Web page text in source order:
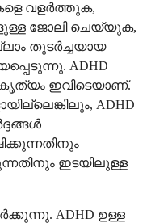
വളർത്തുക,
ജോലി ചെയ്യുക,
തുടർച്ചയായ
ADHD
കൃത്യം ഇവിടെയാണ്.
ADHD
ഇടയിലുള്ള
ADHD ഉള്ള